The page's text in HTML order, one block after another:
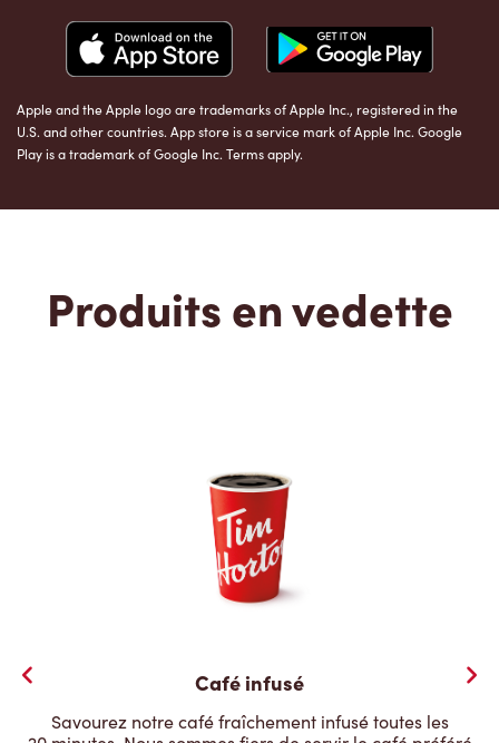
Apple and the Apple logo are trademarks of Apple Inc., registered in the
U.S. and other countries. App store is a service mark of Apple Inc. Google
Play is a trademark of Google Inc. Terms apply.
Produits en vedette
Café infusé
Savourez notre café fraîchement infusé toutes les